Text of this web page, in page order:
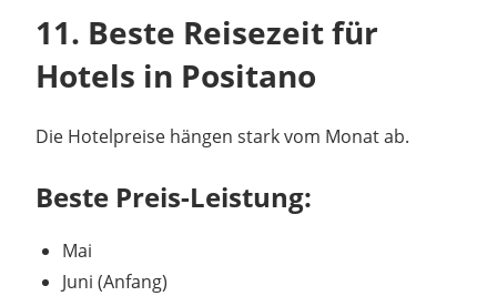
11. Beste Reisezeit für
Hotels in Positano
Die Hotelpreise hängen stark vom Monat ab.
Beste Preis-Leistung:
Mai
Juni (Anfang)